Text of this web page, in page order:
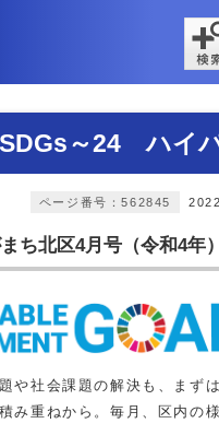
～24 ハイ
ページ番号：562845
ち北区4月号（令和4年
や社会課題の解決も、まず
み重ねから。毎月、区内の